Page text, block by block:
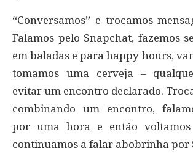
“Conversamos” e trocamos
Falamos pelo Snapchat, fazemos
em baladas e para happy hours,
tomamos uma cerveja –
evitar um encontro declarado.
combinando um encontro,
por uma hora e então
continuamos a falar abobrinha por